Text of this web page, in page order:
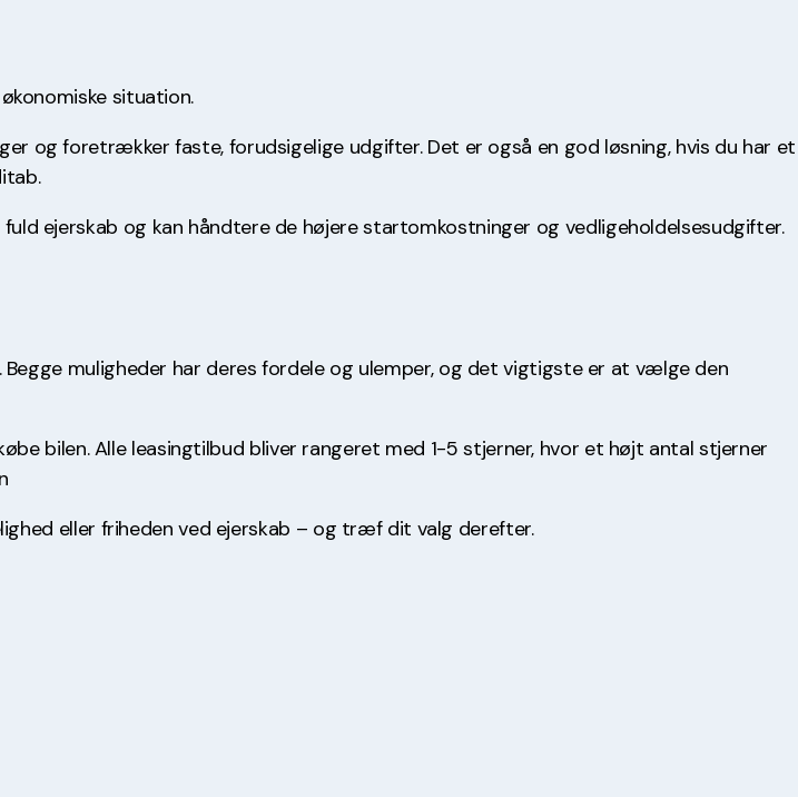
situation.
og foretrækker faste, forudsigelige udgifter. Det er også en god løsning, hvis du har et
ejerskab og kan håndtere de højere startomkostninger og vedligeholdelsesudgifter.
muligheder har deres fordele og ulemper, og det vigtigste er at vælge den
bilen. Alle leasingtilbud bliver rangeret med 1-5 stjerner, hvor et højt antal stjerner
eller friheden ved ejerskab – og træf dit valg derefter.